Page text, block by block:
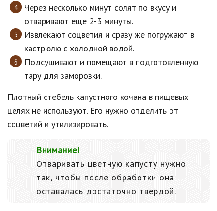
Через несколько минут солят по вкусу и
отваривают еще 2-3 минуты.
Извлекают соцветия и сразу же погружают в
кастрюлю с холодной водой.
Подсушивают и помещают в подготовленную
тару для заморозки.
Плотный стебель капустного кочана в пищевых
целях не используют. Его нужно отделить от
соцветий и утилизировать.
Внимание!
Отваривать цветную капусту нужно
так, чтобы после обработки она
оставалась достаточно твердой.